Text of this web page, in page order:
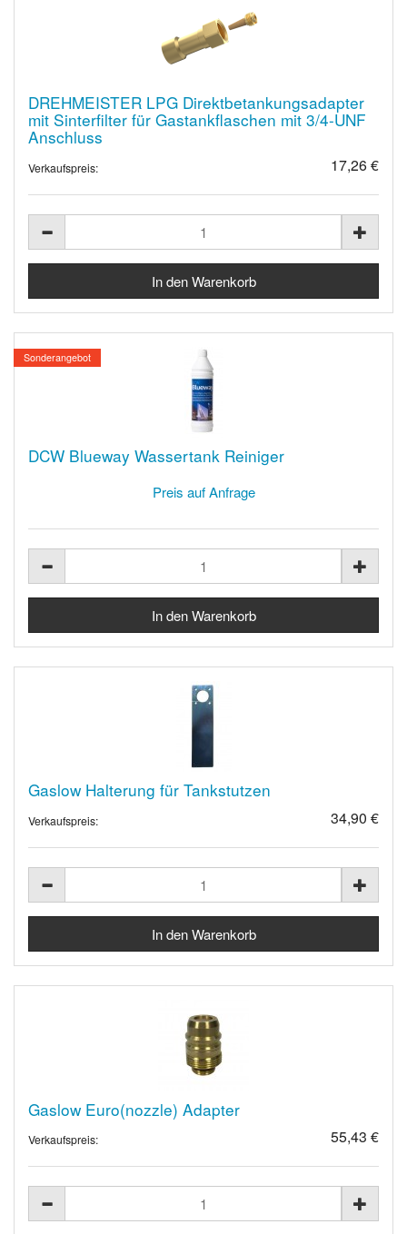
DREHMEISTER LPG Direktbetankungsadapter
mit Sinterfilter für Gastankflaschen mit 3/4-UNF
Anschluss
Verkaufspreis: 17,26 €
Sonderangebot
DCW Blueway Wassertank Reiniger
Preis auf Anfrage
Gaslow Halterung für Tankstutzen
Verkaufspreis: 34,90 €
Gaslow Euro(nozzle) Adapter
Verkaufspreis: 55,43 €